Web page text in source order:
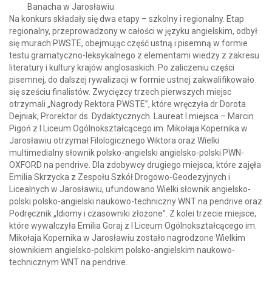
Banacha w Jarosławiu
Na konkurs składały się dwa etapy – szkolny i regionalny. Etap
regionalny, przeprowadzony w całości w języku angielskim, odbył
się murach PWSTE, obejmując część ustną i pisemną w formie
testu gramatyczno-leksykalnego z elementami wiedzy z zakresu
literatury i kultury krajów anglosaskich. Po zaliczeniu części
pisemnej, do dalszej rywalizacji w formie ustnej zakwalifikowało
się sześciu finalistów. Zwycięzcy trzech pierwszych miejsc
otrzymali „Nagrody Rektora PWSTE”, które wręczyła dr Dorota
Dejniak, Prorektor ds. Dydaktycznych. Laureat I miejsca – Marcin
Pigoń z I Liceum Ogólnokształcącego im. Mikołaja Kopernika w
Jarosławiu otrzymał Filologicznego Wiktora oraz Wielki
multimedialny słownik polsko-angielski angielsko-polski PWN-
OXFORD na pendrive. Dla zdobywcy drugiego miejsca, które zajęła
Emilia Skrzycka z Zespołu Szkół Drogowo-Geodezyjnych i
Licealnych w Jarosławiu, ufundowano Wielki słownik angielsko-
polski polsko-angielski naukowo-techniczny WNT na pendrive oraz
Podręcznik „Idiomy i czasowniki złożone”. Z kolei trzecie miejsce,
które wywalczyła Emilia Goraj z I Liceum Ogólnokształcącego im.
Mikołaja Kopernika w Jarosławiu zostało nagrodzone Wielkim
słownikiem angielsko-polskim polsko-angielskim naukowo-
technicznym WNT na pendrive.